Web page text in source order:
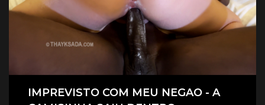
IMPREVISTO COM MEU NEGAO - A